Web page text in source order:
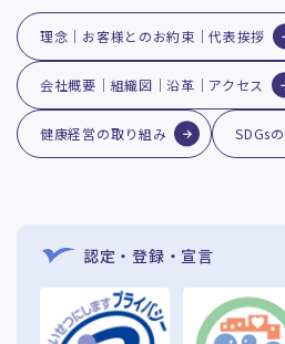
理念｜お客様とのお約束｜代表挨拶
会社概要｜組織図｜沿革｜アクセス
健康経営の取り組み SDGs
認定・登録・宣言